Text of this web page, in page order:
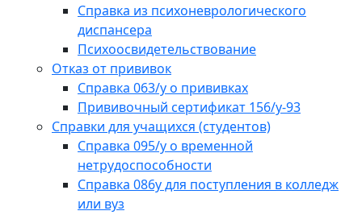
Справка из психоневрологического
диспансера
Психоосвидетельствование
Отказ от прививок
Справка 063/у о прививках
Прививочный сертификат 156/у-93
Справки для учащихся (студентов)
Справка 095/у о временной
нетрудоспособности
Справка 086у для поступления в колледж
или вуз